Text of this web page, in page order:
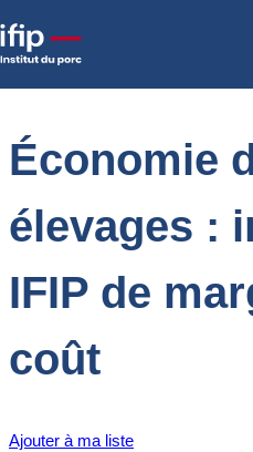
Accueil
IFIP de marge et de coût
Économie
élevages :
IFIP de
coût
Ajouter à ma liste